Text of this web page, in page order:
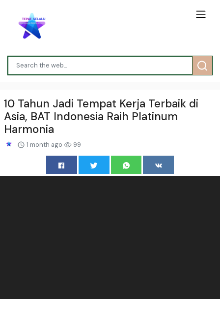
10 Tahun Jadi Tempat Kerja Terbaik di
Asia, BAT Indonesia Raih Platinum
Harmonia
1 month ago 99